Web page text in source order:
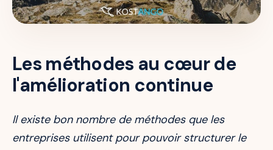
Les méthodes au cœur de
l'amélioration continue
Il existe bon nombre de méthodes que les
entreprises utilisent pour pouvoir structurer le